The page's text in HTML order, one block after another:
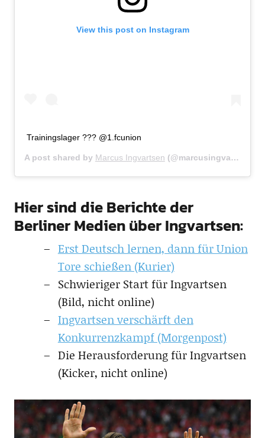
View this post on Instagram
Trainingslager ??? @1.fcunion
A post shared by Marcus Ingvartsen (@marcusingvartsen) on
Hier sind die Berichte der
Berliner Medien über Ingvartsen:
Erst Deutsch lernen, dann für Union
Tore schießen (Kurier)
Schwieriger Start für Ingvartsen
(Bild, nicht online)
Ingvartsen verschärft den
Konkurrenzkampf (Morgenpost)
Die Herausforderung für Ingvartsen
(Kicker, nicht online)